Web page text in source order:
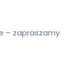
– zapraszamy